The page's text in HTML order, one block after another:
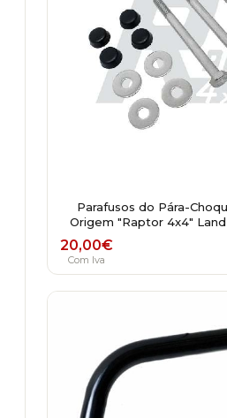
Parafusos do Pára-
Origem "Raptor 4x4"
20,00€
Com Iva